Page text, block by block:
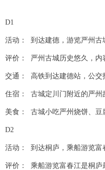
D1
活动： 到达建德，游览严州古
评价： 严州古城历史悠久，内
交通： 高铁到达建德站，公交
住宿： 古城定川门附近的严
美食： 古城小吃严州烧饼、豆
D2
活动： 到达桐庐，乘船游览富
评价： 乘船游览富春江是桐庐